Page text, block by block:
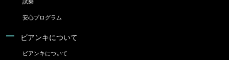
試乗
安心プログラム
ビアンキについて
ビアンキについて